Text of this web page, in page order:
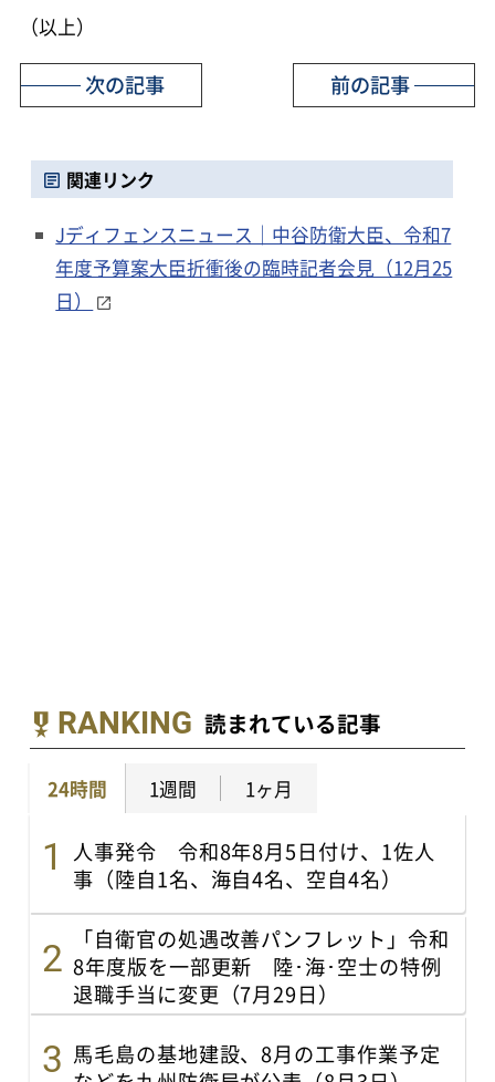
（以上）
前の記事
次の記事
関連リンク
Jディフェンスニュース｜中谷防衛大臣、令和7
年度予算案大臣折衝後の臨時記者会見（12月25
日）
RANKING 読まれている記事
24時間 1週間 1ヶ月
人事発令 令和8年8月5日付け、1佐人
事（陸自1名、海自4名、空自4名）
「自衛官の処遇改善パンフレット」令和
8年度版を一部更新 陸･海･空士の特例
退職手当に変更（7月29日）
馬毛島の基地建設、8月の工事作業予定